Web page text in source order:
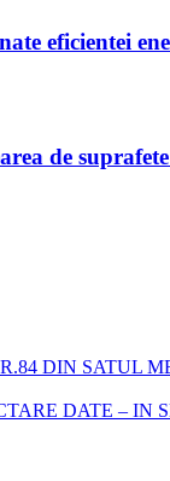
eficientei
de
DIN SATUL
DATE – IN